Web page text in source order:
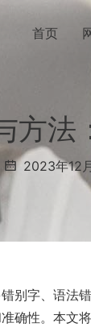
首页
方法
2023年12
别字、语法
确性。本文